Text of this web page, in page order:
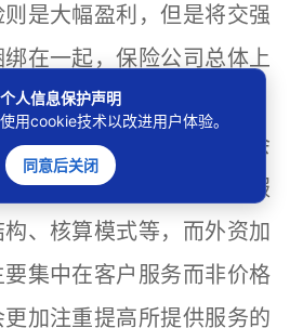
是大幅盈利，但是将交强
在一起，保险公司总体上
市场占绝对大头的局面不会
著的漏洞和缺失，例如服
、核算模式等，而外资加
集中在客户服务而非价格
加注重提高所提供服务的
个人信息保护声明
用cookie技术以改进用户体验。
同意后关闭